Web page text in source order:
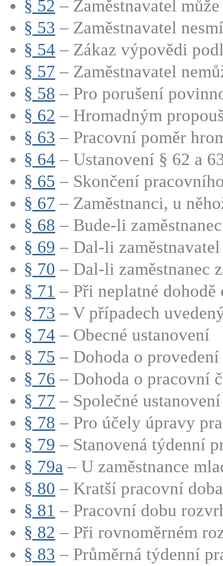
§ 52 – Zaměstnavatel
§ 53 – Zaměstnavatel
§ 54 – Zákaz výpovědi
§ 57 – Zaměstnavatel
§ 58 – Pro porušení
§ 62 – Hromadným
§ 63 – Pracovní poměr
§ 64 – Ustanovení § 62 a
§ 65 – Skončení
§ 67 – Zaměstnanci, u
§ 68 – Bude-li
§ 69 – Dal-li zaměstnavatel
§ 70 – Dal-li zaměstnanec
§ 71 – Při neplatné dohodě
§ 73 – V případech
§ 74 – Obecné ustanovení
§ 75 – Dohoda o provedení
§ 76 – Dohoda o pracovní
§ 77 – Společné ustanovení
§ 78 – Pro účely úpravy
§ 79 – Stanovená týdenní
§ 79a – U zaměstnance
§ 80 – Kratší pracovní doba
§ 81 – Pracovní dobu
§ 82 – Při rovnoměrném
§ 83 – Průměrná týdenní